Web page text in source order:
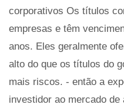
corporativos Os títulos
empresas e têm
anos. Eles geralmente
alto do que os títulos do
mais riscos. - então a
investidor ao mercado